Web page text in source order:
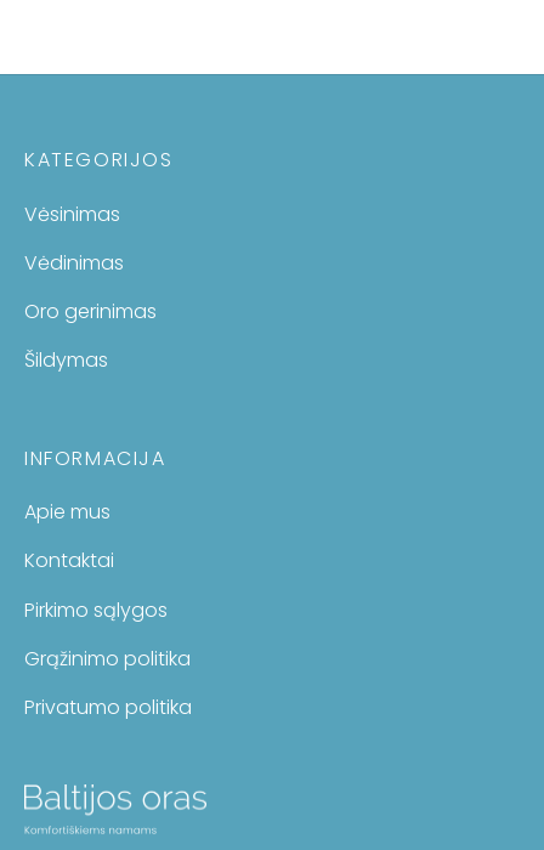
KATEGORIJOS
Vėsinimas
Vėdinimas
Oro gerinimas
Šildymas
INFORMACIJA
Apie mus
Kontaktai
Pirkimo sąlygos
Grąžinimo politika
Privatumo politika